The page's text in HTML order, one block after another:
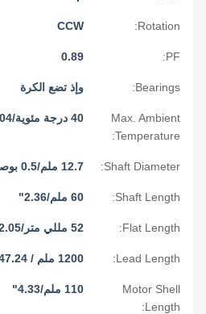
Rotation:
CCW
Bearings: وإذ تضع الكرة
Max. Ambient
Temperature:
Shaft Diameter: 12.7 ملم/0.5 بوصة
Shaft Length:
Flat Length:
Lead Length:
Motor Shell
Length: